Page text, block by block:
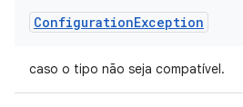
ConfigurationException
caso o tipo não seja compatível.